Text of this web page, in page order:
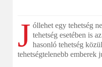
J óllehet egy tehetség
tehetség esetében is
hasonló tehetség
tehetségtelenebb emberek